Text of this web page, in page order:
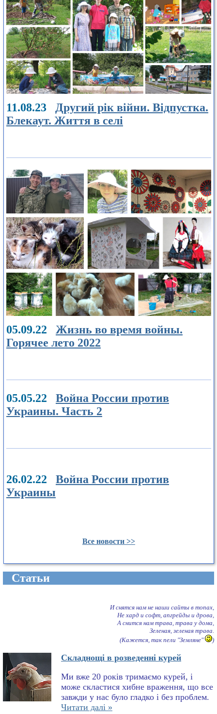
11.08.23 Другий рік війни. Відпустка.
Блекаут. Життя в селі
05.09.22 Жизнь во время войны.
Горячее лето 2022
05.05.22 Война России против
Украины. Часть 2
26.02.22 Война России против
Украины
Все новости >>
Cтатьи
И снятся нам не наши сайты в топах,
Не хард и софт, апгрейды и дрова,
А снится нам трава, трава у дома,
Зеленая, зеленая трава.
(Кажется, так пели "Земляне"
)
Складнощі в розведенні курей
Ми вже 20 років тримаємо курей, і
може скластися хибне враження, що все
завжди у нас було гладко і без проблем.
Читати далі »